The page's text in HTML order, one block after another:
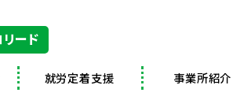
リード
就労定着支援 事業所紹介